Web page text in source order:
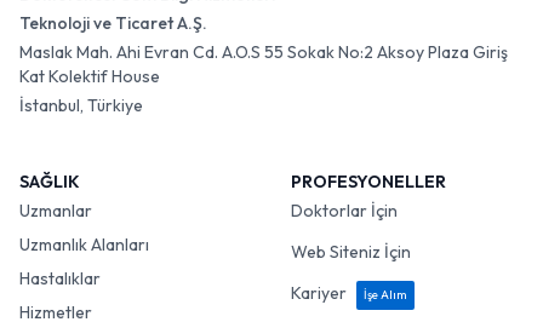
Teknoloji ve Ticaret A.Ş.
Maslak Mah. Ahi Evran Cd. A.O.S 55 Sokak No:2 Aksoy Plaza Giriş
Kat Kolektif House
İstanbul, Türkiye
SAĞLIK
Uzmanlar
Uzmanlık Alanları
Hastalıklar
Hizmetler
PROFESYONELLER
Doktorlar İçin
Web Siteniz İçin
Kariyer
İşe Alım